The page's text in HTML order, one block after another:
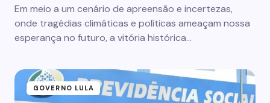
Em meio a um cenário de apreensão e incertezas,
onde tragédias climáticas e políticas ameaçam nossa
esperança no futuro, a vitória histórica…
GOVERNO LULA